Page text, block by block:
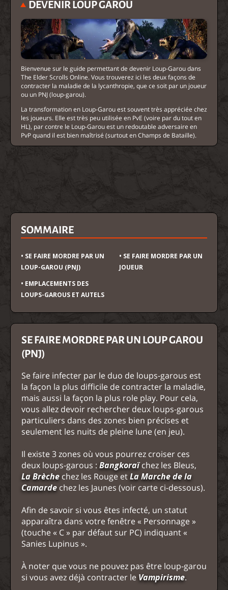
DEVENIR LOUP GAROU
Bienvenue sur le guide permettant de devenir Loup-Garou dans
The Elder Scrolls Online. Vous trouverez ici les deux façons de
contracter la maladie de la lycanthropie, que ce soit par un joueur
ou un PNJ (loup-garou).
La transformation en Loup-Garou est souvent très appréciée chez
les joueurs. Elle est très peu utilisée en PvE (voire par du tout en
HL), par contre le Loup-Garou est un redoutable adversaire en
PvP quand il est bien maîtrisé (surtout en Champs de Bataille).
SOMMAIRE
• SE FAIRE MORDRE PAR UN
LOUP-GAROU (PNJ)
• SE FAIRE MORDRE PAR UN
JOUEUR
• EMPLACEMENTS DES
LOUPS-GAROUS ET AUTELS
SE FAIRE MORDRE PAR UN LOUP GAROU
(PNJ)
Se faire infecter par le duo de loups-garous est
la façon la plus difficile de contracter la maladie,
mais aussi la façon la plus role play. Pour cela,
vous allez devoir rechercher deux loups-garous
particuliers dans des zones bien précises et
seulement les nuits de pleine lune (en jeu).
Il existe 3 zones où vous pourrez croiser ces
deux loups-garous : Bangkoraïchez les Bleus,
La Brèche chez les Rouge etLa Marche de la
Camarde chez les Jaunes (voir carte ci-dessous).
Afin de savoir si vous êtes infecté, un statut
apparaîtra dans votre fenêtre « Personnage »
(touche « C » par défaut sur PC) indiquant «
Sanies Lupinus ».
À noter que vous ne pouvez pas être loup-garou
si vous avez déjà contracter le Vampirisme.